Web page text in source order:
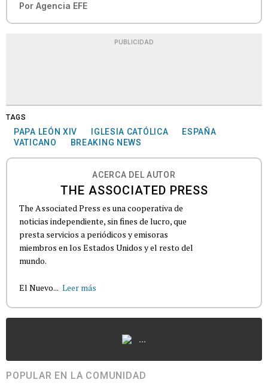
Por Agencia EFE
PUBLICIDAD
TAGS
PAPA LEÓN XIV IGLESIA CATÓLICA
ESPAÑA
VATICANO
BREAKING NEWS
ACERCA DEL AUTOR
THE ASSOCIATED PRESS
The Associated Press es una cooperativa de
noticias independiente, sin fines de lucro, que
presta servicios a periódicos y emisoras
miembros en los Estados Unidos y el resto del
mundo.
El Nuevo... Leer más
...
POPULAR EN LA COMUNIDAD